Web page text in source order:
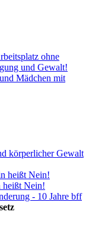
ohne
und Gewalt!
Mädchen mit
körperlicher Gewalt
heißt Nein!
heißt Nein!
- 10 Jahre bff